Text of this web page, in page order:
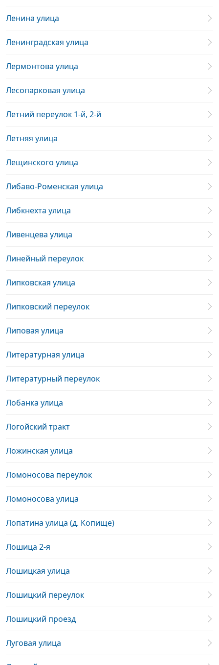
Ленина улица
Ленинградская улица
Лермонтова улица
Лесопарковая улица
Летний переулок 1-й, 2-й
Летняя улица
Лещинского улица
Либаво-Роменская улица
Либкнехта улица
Ливенцева улица
Линейный переулок
Липковская улица
Липковский переулок
Липовая улица
Литературная улица
Литературный переулок
Лобанка улица
Логойский тракт
Ложинская улица
Ломоносова переулок
Ломоносова улица
Лопатина улица (д. Копище)
Лошица 2-я
Лошицкая улица
Лошицкий переулок
Лошицкий проезд
Луговая улица